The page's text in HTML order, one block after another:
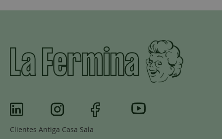
Clientes Antiga Casa Sala